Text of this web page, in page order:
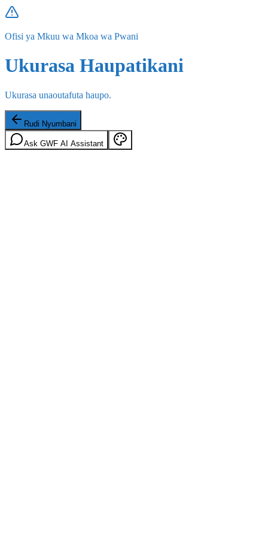
Ofisi ya Mkuu wa Mkoa wa Pwani
Ukurasa Haupatikani
Ukurasa unaoutafuta haupo.
Rudi Nyumbani
Ask GWF AI Assistant